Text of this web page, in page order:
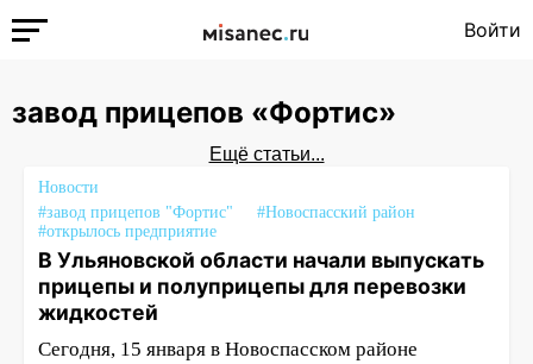
Войти
завод прицепов «Фортис»
Ещё статьи...
Новости
#завод прицепов "Фортис"
#Новоспасский район
#открылось предприятие
В Ульяновской области начали выпускать
прицепы и полуприцепы для перевозки
жидкостей
Сегодня, 15 января в Новоспасском районе